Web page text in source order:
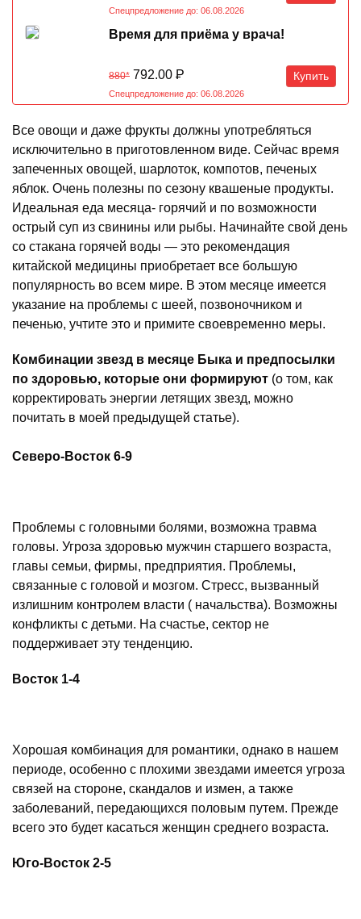
Спецпредложение до: 06.08.2026
Время для приёма у врача!
880* 792.00 Р Купить
Спецпредложение до: 06.08.2026
Все овощи и даже фрукты должны употребляться
исключительно в приготовленном виде. Сейчас время
запеченных овощей, шарлоток, компотов, печеных
яблок. Очень полезны по сезону квашеные продукты.
Идеальная еда месяца- горячий и по возможности
острый суп из свинины или рыбы. Начинайте свой день
со стакана горячей воды — это рекомендация
китайской медицины приобретает все большую
популярность во всем мире. В этом месяце имеется
указание на проблемы с шеей, позвоночником и
печенью, учтите это и примите своевременно меры.
Комбинации звезд в месяце Быка и предпосылки
по здоровью, которые они формируют (о том, как
корректировать энергии летящих звезд, можно
почитать в моей предыдущей статье).
Северо-Восток 6-9
Проблемы с головными болями, возможна травма
головы. Угроза здоровью мужчин старшего возраста,
главы семьи, фирмы, предприятия. Проблемы,
связанные с головой и мозгом. Стресс, вызванный
излишним контролем власти ( начальства). Возможны
конфликты с детьми. На счастье, сектор не
поддерживает эту тенденцию.
Восток 1-4
Хорошая комбинация для романтики, однако в нашем
периоде, особенно с плохими звездами имеется угроза
связей на стороне, скандалов и измен, а также
заболеваний, передающихся половым путем. Прежде
всего это будет касаться женщин среднего возраста.
Юго-Восток 2-5